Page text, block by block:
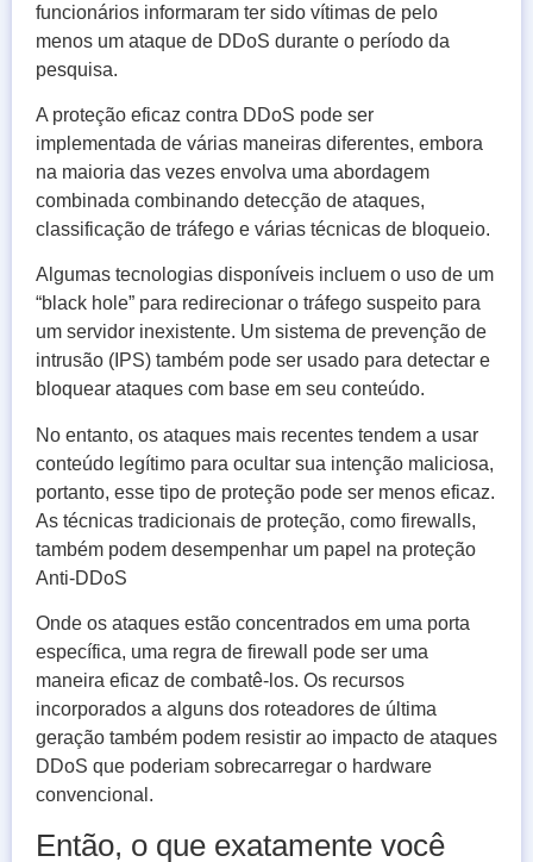
funcionários informaram ter sido vítimas de pelo
menos um ataque de DDoS durante o período da
pesquisa.
A proteção eficaz contra DDoS pode ser
implementada de várias maneiras diferentes, embora
na maioria das vezes envolva uma abordagem
combinada combinando detecção de ataques,
classificação de tráfego e várias técnicas de bloqueio.
Algumas tecnologias disponíveis incluem o uso de um
“black hole” para redirecionar o tráfego suspeito para
um servidor inexistente. Um sistema de prevenção de
intrusão (IPS) também pode ser usado para detectar e
bloquear ataques com base em seu conteúdo.
No entanto, os ataques mais recentes tendem a usar
conteúdo legítimo para ocultar sua intenção maliciosa,
portanto, esse tipo de proteção pode ser menos eficaz.
As técnicas tradicionais de proteção, como firewalls,
também podem desempenhar um papel na proteção
Anti-DDoS
Onde os ataques estão concentrados em uma porta
específica, uma regra de firewall pode ser uma
maneira eficaz de combatê-los. Os recursos
incorporados a alguns dos roteadores de última
geração também podem resistir ao impacto de ataques
DDoS que poderiam sobrecarregar o hardware
convencional.
Então, o que exatamente você